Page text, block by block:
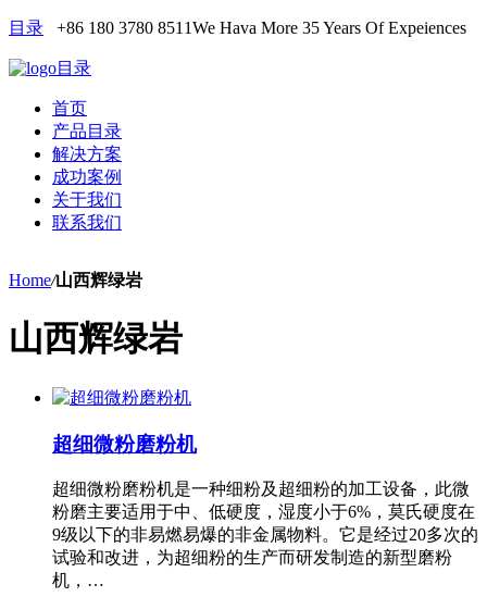
目录 +86 180 3780 8511We Hava More 35 Years Of Expeiences
目录
首页
产品目录
解决方案
成功案例
关于我们
联系我们
Home/山西辉绿岩
山西辉绿岩
超细微粉磨粉机
超细微粉磨粉机是一种细粉及超细粉的加工设备，此微
粉磨主要适用于中、低硬度，湿度小于6%，莫氏硬度在
9级以下的非易燃易爆的非金属物料。它是经过20多次的
试验和改进，为超细粉的生产而研发制造的新型磨粉
机，…